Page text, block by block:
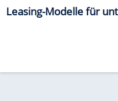
Leasing-Modelle für